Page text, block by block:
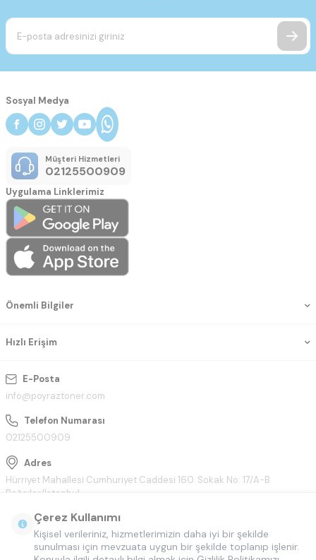
E-Posta
info@poyraztoner.com
Telefon Numarası
02125500909
Adres
Hürriyet Mahallesi Cumhuriyet Caddesi 160. Sokak No: 17/A-B
Bağcılar/İstanbul
Önemli Bilgiler
Hızlı Erişim
Sosyal Medya
Müşteri Hizmetleri
02125500909
Uygulama Linklerimiz
Çerez Kullanımı
Kişisel verileriniz, hizmetlerimizin daha iyi bir şekilde
sunulması için mevzuata uygun bir şekilde toplanıp işlenir.